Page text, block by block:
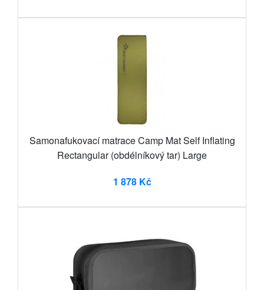
Samonafukovací matrace Camp Mat Self Inflating
Rectangular (obdélníkový tar) Large
1 878 Kč